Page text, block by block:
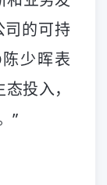
司的可持
少晖表
投入，
”